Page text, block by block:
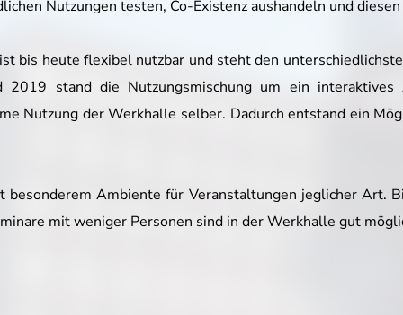
Nutzungen testen, Co-Existenz aushandeln und
bis heute flexibel nutzbar und steht den
stand die Nutzungsmischung um ein
Nutzung der Werkhalle selber. Dadurch entstand ein
Ambiente für Veranstaltungen jeglicher Art.
mit weniger Personen sind in der Werkhalle gut